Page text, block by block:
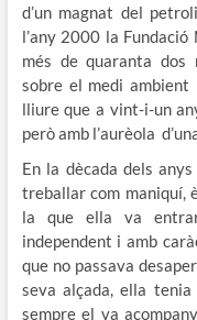
d’un magnat del
l’any 2000 la
més de quaranta dos
sobre el medi ambient
lliure que a vint-i-un
però amb l’aurèola
En la dècada dels
treballar com maniquí,
la que ella va
independent i amb
que no passava
seva alçada, ella
sempre el va